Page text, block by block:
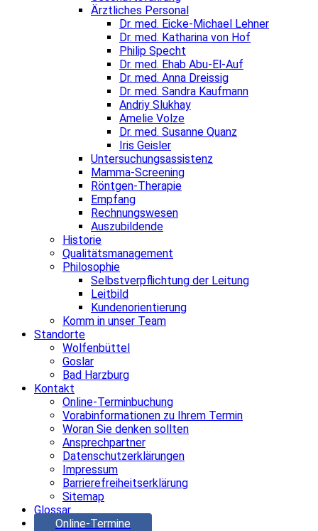
Ärztliches Personal
Dr. med. Eicke-Michael Lehner
Dr. med. Katharina von Hof
Philip Specht
Dr. med. Ehab Abu-El-Auf
Dr. med. Anna Dreissig
Dr. med. Sandra Kaufmann
Andriy Slukhay
Amelie Volze
Dr. med. Susanne Quanz
Iris Geisler
Untersuchungsassistenz
Mamma-Screening
Röntgen-Therapie
Empfang
Rechnungswesen
Auszubildende
Historie
Qualitätsmanagement
Philosophie
Selbstverpflichtung der Leitung
Leitbild
Kundenorientierung
Komm in unser Team
Standorte
Wolfenbüttel
Goslar
Bad Harzburg
Kontakt
Online-Terminbuchung
Vorabinformationen zu Ihrem Termin
Woran Sie denken sollten
Ansprechpartner
Datenschutzerklärungen
Impressum
Barrierefreiheitserklärung
Sitemap
Glossar
Online-Termine